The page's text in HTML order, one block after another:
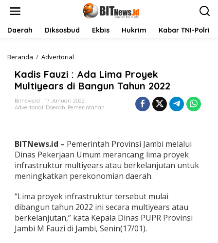
Daerah Diksosbud Ekbis Hukrim Kabar TNI-Polri
Beranda / Advertorial
d
i
s
F
a
:
A
d
a
L
m
a
P
r
o
Kadis Fauzi : Ada Lima Proyek
Multiyears di Bangun Tahun 2022
Bitnews.id
17 Januari 2022
Advertorial, Daerah, Pemerintahan
BITNews.id – Pemerintah Provinsi Jambi melalui
Dinas Pekerjaan Umum merancang lima proyek
infrastruktur multiyears atau berkelanjutan untuk
meningkatkan perekonomian daerah.
“Lima proyek infrastruktur tersebut mulai
dibangun tahun 2022 ini secara multiyears atau
berkelanjutan,” kata Kepala Dinas PUPR Provinsi
Jambi M Fauzi di Jambi, Senin(17/01).